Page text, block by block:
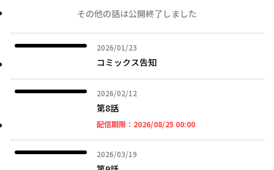
その他の話は公開終了しました
2026/01/23
2026年01月23日
コミックス告知
2026/02/12
2026年02月12日
第8話
配信期限： 2026/08/25 00:002026年08月25日 00時
2026/03/19
2026年03月19日